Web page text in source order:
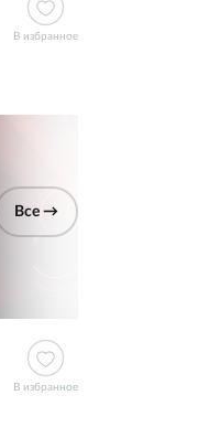
В избранное
Все →
В избранное